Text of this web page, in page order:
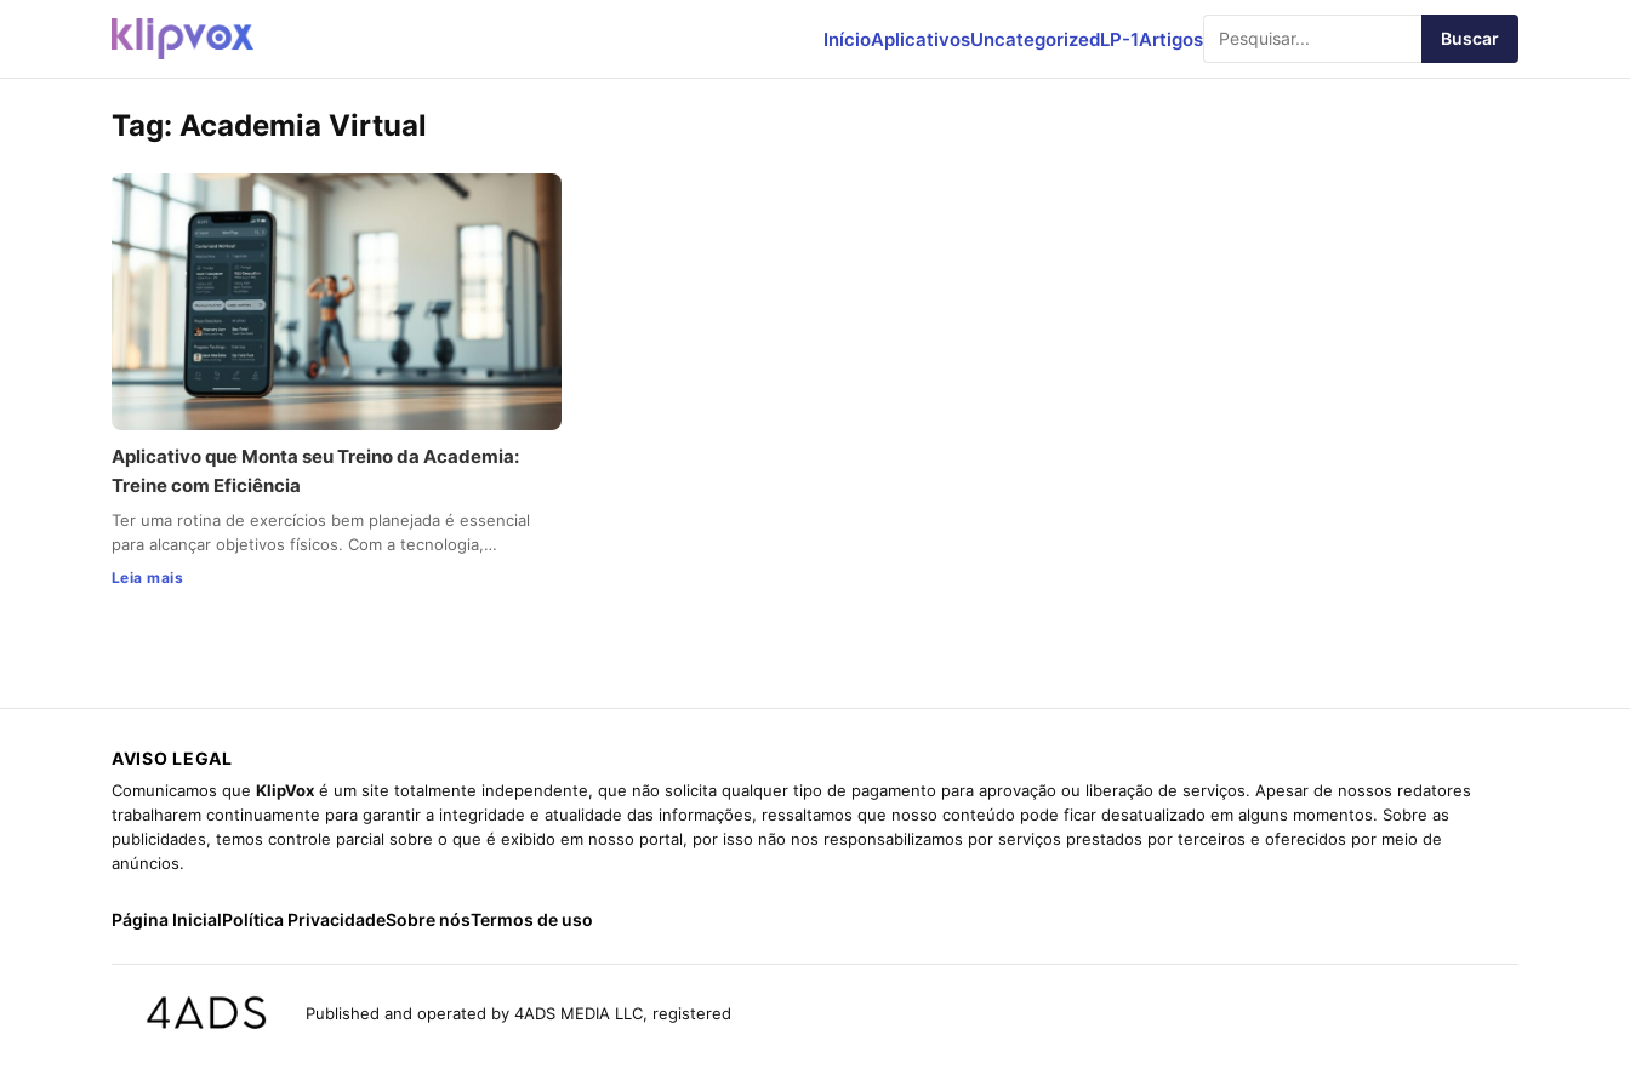
InícioAplicativosUncategorizedLP-1Artigos Buscar
Tag: Academia Virtual
Aplicativo que Monta seu Treino da Academia:
Treine com Eficiência
Ter uma rotina de exercícios bem planejada é essencial
para alcançar objetivos físicos. Com a tecnologia,…
Leia mais
AVISO LEGAL
Comunicamos que KlipVox é um site totalmente independente, que não solicita qualquer tipo de pagamento para aprovação ou liberação de serviços. Apesar de nossos redatores
trabalharem continuamente para garantir a integridade e atualidade das informações, ressaltamos que nosso conteúdo pode ficar desatualizado em alguns momentos. Sobre as
publicidades, temos controle parcial sobre o que é exibido em nosso portal, por isso não nos responsabilizamos por serviços prestados por terceiros e oferecidos por meio de
anúncios.
Página InicialPolítica PrivacidadeSobre nósTermos de uso
Published and operated by 4ADS MEDIA LLC, registered